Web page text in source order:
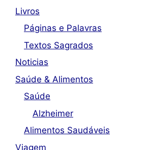
Livros
Páginas e Palavras
Textos Sagrados
Noticias
Saúde & Alimentos
Saúde
Alzheimer
Alimentos Saudáveis
Viagem